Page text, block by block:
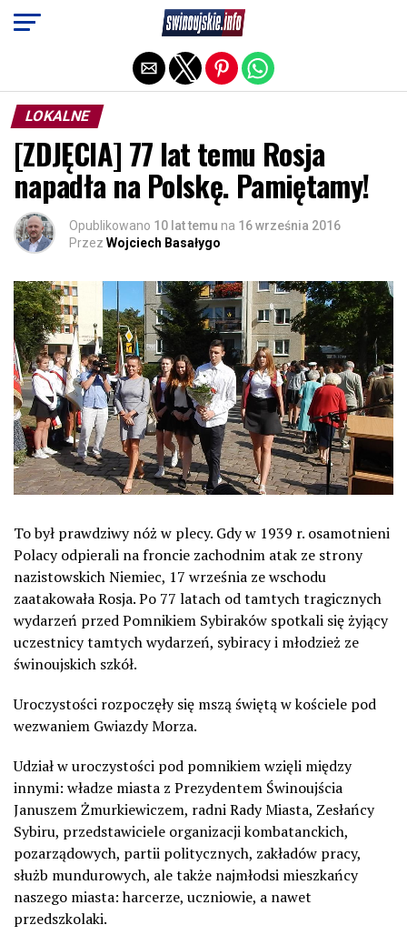
LOKALNE
[ZDJĘCIA] 77 lat temu Rosja
napadła na Polskę. Pamiętamy!
Opublikowano 10 lat temu na 16 września 2016
Przez Wojciech Basałygo
To był prawdziwy nóż w plecy. Gdy w 1939 r. osamotnieni
Polacy odpierali na froncie zachodnim atak ze strony
nazistowskich Niemiec, 17 września ze wschodu
zaatakowała Rosja. Po 77 latach od tamtych tragicznych
wydarzeń przed Pomnikiem Sybiraków spotkali się żyjący
uczestnicy tamtych wydarzeń, sybiracy i młodzież ze
świnoujskich szkół.
Uroczystości rozpoczęły się mszą świętą w kościele pod
wezwaniem Gwiazdy Morza.
Udział w uroczystości pod pomnikiem wzięli między
innymi: władze miasta z Prezydentem Świnoujścia
Januszem Żmurkiewiczem, radni Rady Miasta, Zesłańcy
Sybiru, przedstawiciele organizacji kombatanckich,
pozarządowych, partii politycznych, zakładów pracy,
służb mundurowych, ale także najmłodsi mieszkańcy
naszego miasta: harcerze, uczniowie, a nawet
przedszkolaki.
Exit mobile version